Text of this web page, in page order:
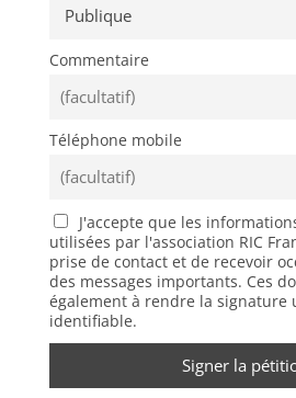
Commentaire
Téléphone mobile
J'accepte que les
utilisées par l'association RIC
prise de contact et de recevoir
des messages importants. Ces
également à rendre la signature
identifiable.